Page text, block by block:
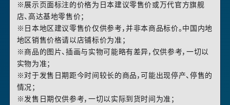
※展示页面标注的价格为日本建议零售价或万代官方旗舰
店、高达基地零售价；
※日本地区建议零售价仅供参考，并非本商品标价。中国内地
地区销售价格请以店铺标价为准；
※商品的图片、插画与实物可能略有差异，仅供参考，一切以
实物为准；
※对于发售日期距今时间较长的商品，可能出现停产、停售的
情况；
※发售日期仅供参考，一切以实际到货时间为准；